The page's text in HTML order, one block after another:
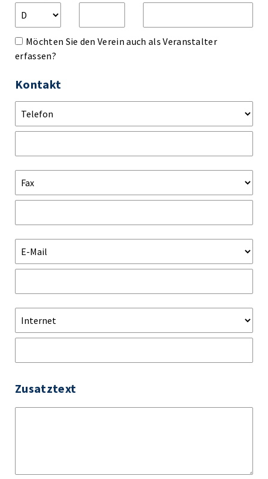
Möchten Sie den Verein auch als Veranstalter
erfassen?
Kontakt
Zusatztext